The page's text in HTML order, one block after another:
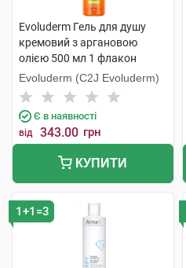
Evoluderm Гель для душу
кремовий з аргановою
олією 500 мл 1 флакон
Evoluderm (C2J Evoluderm)
Є в наявності
від 343.00 грн
КУПИТИ
1+1=3